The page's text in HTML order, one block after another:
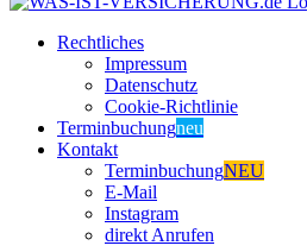
Rechtliches
Impressum
Datenschutz
Cookie-Richtlinie
Terminbuchungneu
Kontakt
TerminbuchungNEU
E-Mail
Instagram
direkt Anrufen